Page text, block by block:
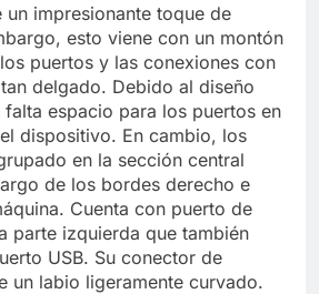
un impresionante toque de
esto viene con un montón
puertos y las conexiones con
delgado. Debido al diseño
espacio para los puertos en
dispositivo. En cambio, los
en la sección central
de los bordes derecho e
Cuenta con puerto de
parte izquierda que también
USB. Su conector de
un labio ligeramente curvado.